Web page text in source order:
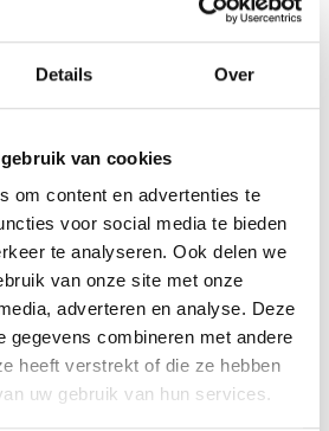
Details Over
van cookies
om content en advertenties te
voor social media te bieden
te analyseren. Ook delen we
van onze site met onze
adverteren en analyse. Deze
gegevens combineren met andere
heeft verstrekt of die ze hebben
uw gebruik van hun services.
JUMBO
2023
DERBY OP SLOTDAG WEINIG ENERVEREND